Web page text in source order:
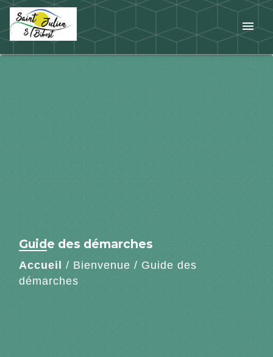
menu
Guide des démarches
Accueil / Bienvenue / Guide des
démarches